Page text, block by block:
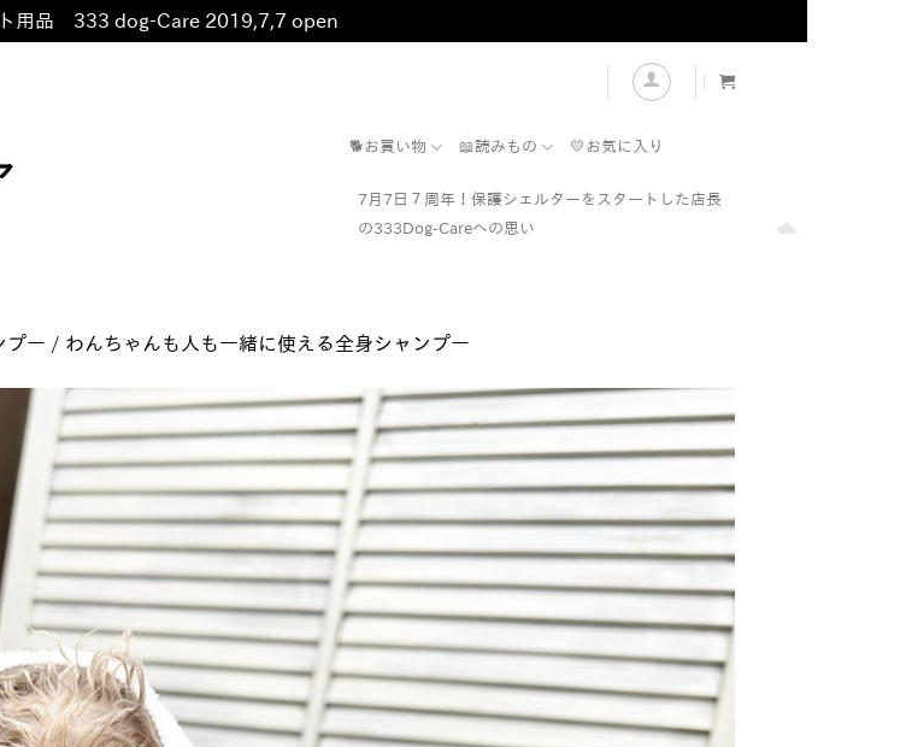
ト用品 333 dog-Care 2019,7,7 open
🐕お買い物 📖読みもの 💛お気に入り
7月7日７周年！保護シェルターをスタートした店長
の333Dog-Careへの思い
ー / わんちゃんも人も一緒に使える全身シャンプー